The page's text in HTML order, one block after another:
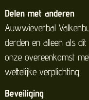
Delen met anderen
Auwwieverbal
derden en alleen als
onze overeenkomst
wettelijke verplichting.
Beveiliging